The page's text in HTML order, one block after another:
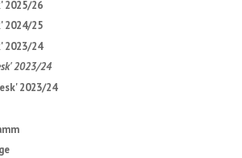
2025/26
2024/25
2023/24
2023/24
2023/24